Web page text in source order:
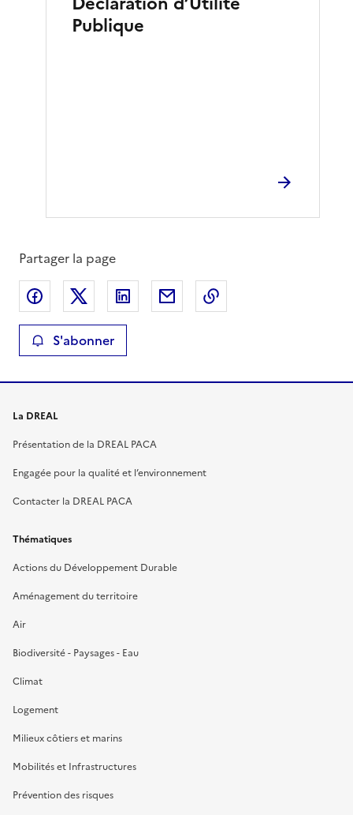
Publique
Partager la page
Partager sur Facebook
Partager sur XPartager sur LinkedIn
Partager par email
S'abonner
La DREAL
Présentation de la DREAL PACA
Engagée pour la qualité et l’environnement
Contacter la DREAL PACA
Thématiques
Actions du Développement Durable
Aménagement du territoire
Air
Biodiversité - Paysages - Eau
Climat
Logement
Milieux côtiers et marins
Mobilités et Infrastructures
Prévention des risques